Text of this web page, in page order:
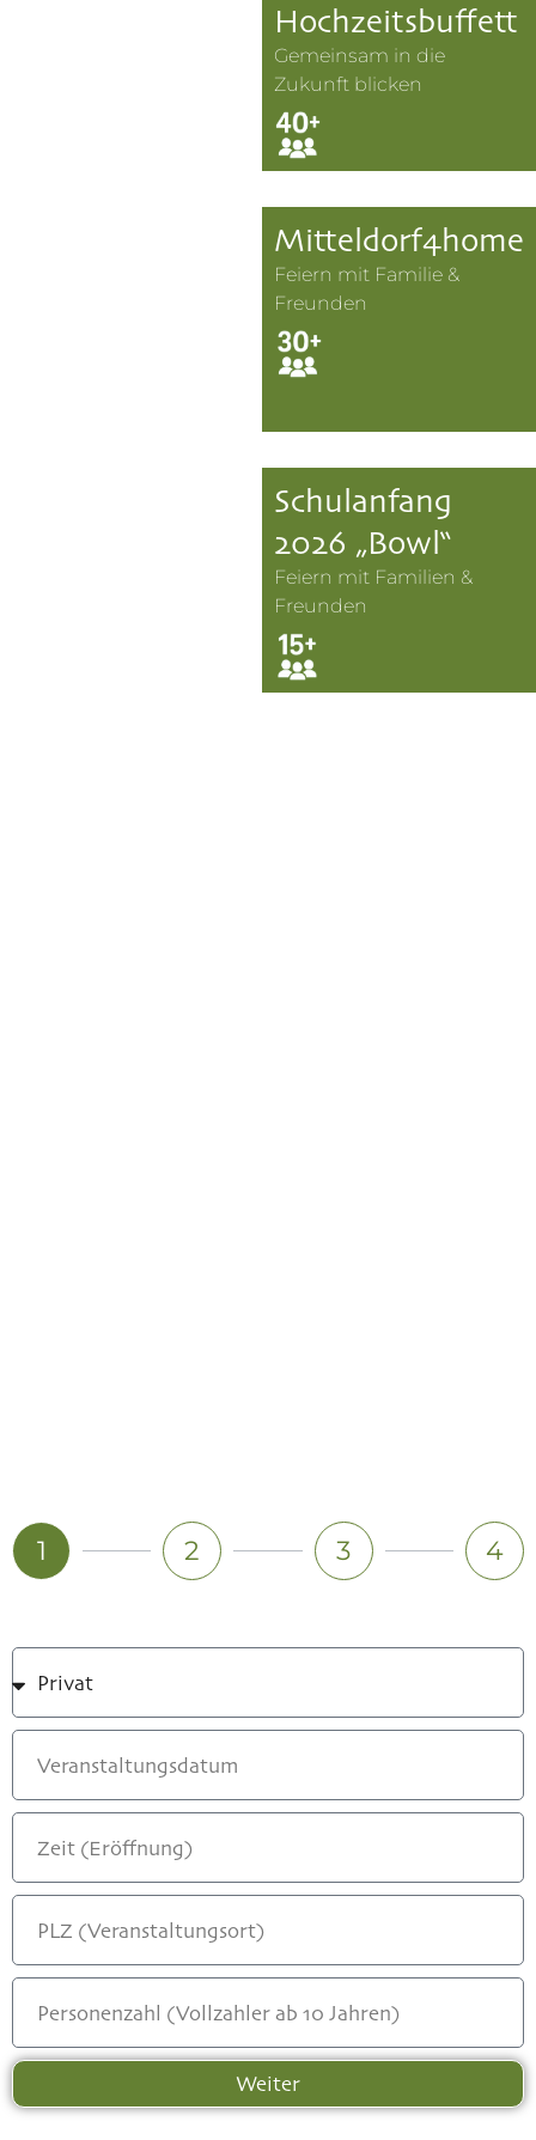
Hochzeitsbuffett
Gemeinsam in die
Zukunft blicken
Mitteldorf4home
Feiern mit Familie &
Freunden
Schulanfang
2026 „Bowl“
Feiern mit Familien &
Freunden
1 2 3 4
Weiter